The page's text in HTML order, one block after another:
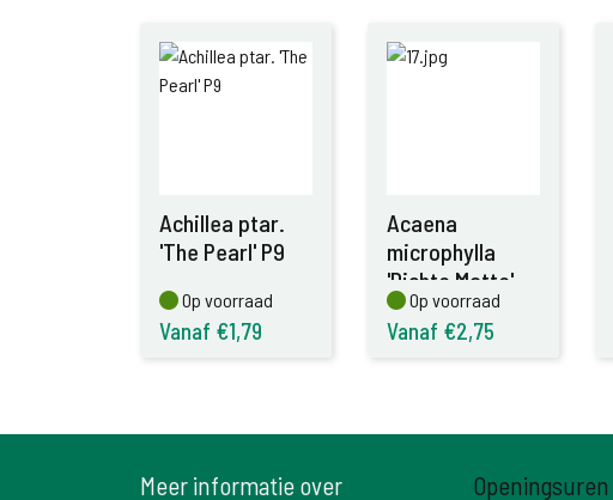
Achillea ptar.
'The Pearl' P9
Op voorraad
Op voorraad
Vanaf €1,79
Acaena
microphylla
'Dichte Matte'
P9Op voorraad
Op voorraad
Vanaf €2,75
Meer informatie over Openingsuren